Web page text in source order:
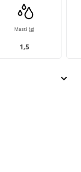
Masti (g)
1,5